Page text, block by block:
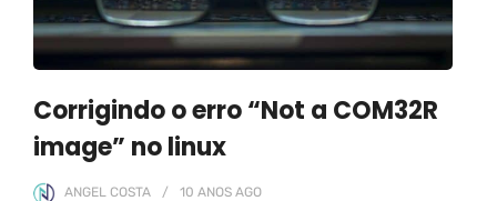
Corrigindo o erro “Not a COM32R
image” no linux
ANGEL COSTA 10 ANOS AGO